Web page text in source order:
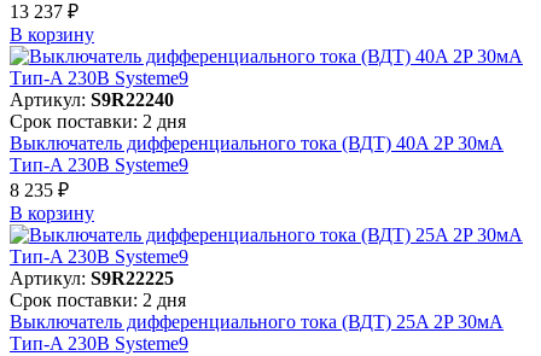
13 237 ₽
В корзинy
Артикул: S9R22240
Срок поставки: 2 дня
Выключатель дифференциального тока (ВДТ) 40A 2P 30мА
Тип-A 230В Systeme9
8 235 ₽
В корзинy
Артикул: S9R22225
Срок поставки: 2 дня
Выключатель дифференциального тока (ВДТ) 25A 2P 30мА
Тип-A 230В Systeme9